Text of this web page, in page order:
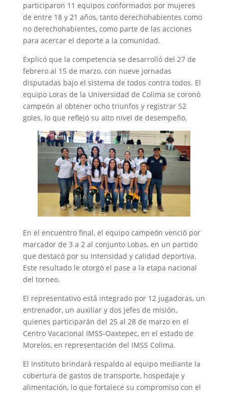
participaron 11 equipos conformados por mujeres
de entre 18 y 21 años, tanto derechohabientes como
no derechohabientes, como parte de las acciones
para acercar el deporte a la comunidad.
Explicó que la competencia se desarrolló del 27 de
febrero al 15 de marzo, con nueve jornadas
disputadas bajo el sistema de todos contra todos. El
equipo Loras de la Universidad de Colima se coronó
campeón al obtener ocho triunfos y registrar 52
goles, lo que reflejó su alto nivel de desempeño.
En el encuentro final, el equipo campeón venció por
marcador de 3 a 2 al conjunto Lobas, en un partido
que destacó por su intensidad y calidad deportiva.
Este resultado le otorgó el pase a la etapa nacional
del torneo.
El representativo está integrado por 12 jugadoras, un
entrenador, un auxiliar y dos jefes de misión,
quienes participarán del 25 al 28 de marzo en el
Centro Vacacional IMSS-Oaxtepec, en el estado de
Morelos, en representación del IMSS Colima.
El Instituto brindará respaldo al equipo mediante la
cobertura de gastos de transporte, hospedaje y
alimentación, lo que fortalece su compromiso con el